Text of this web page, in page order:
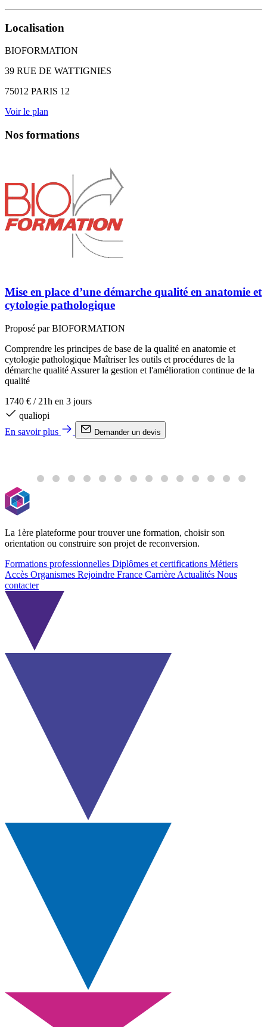
Localisation
BIOFORMATION
39 RUE DE WATTIGNIES
75012 PARIS 12
Voir le plan
Nos formations
Mise en place d’une démarche qualité en anatomie et
cytologie pathologique
Proposé par BIOFORMATION
Comprendre les principes de base de la qualité en anatomie et
cytologie pathologique Maîtriser les outils et procédures de la
démarche qualité Assurer la gestion et l'amélioration continue de la
qualité
1740 € / 21h en 3 jours
qualiopi
En savoir plus
Demander un devis
La 1ère plateforme pour trouver une formation, choisir son
orientation ou construire son projet de reconversion.
Formations professionnelles Diplômes et certifications Métiers
Accès Organismes Rejoindre France Carrière Actualités Nous
contacter